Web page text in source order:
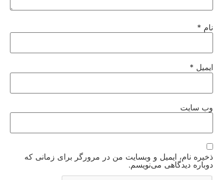
نام *
ایمیل *
وب‌ سایت
ذخیره نام، ایمیل و وبسایت من در مرورگر برای زمانی که
دوباره دیدگاهی می‌نویسم.